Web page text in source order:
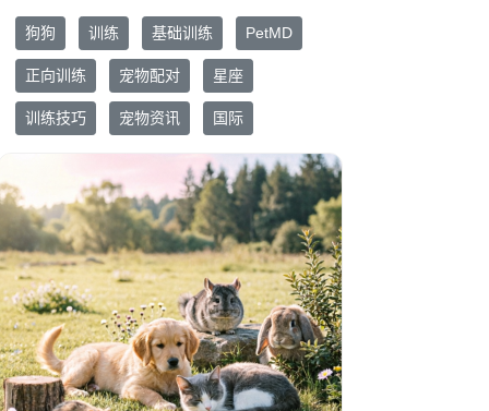
狗狗 训练 基础训练 PetMD
正向训练 宠物配对 星座
训练技巧 宠物资讯 国际